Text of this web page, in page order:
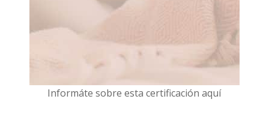
Informáte sobre esta certificación aquí